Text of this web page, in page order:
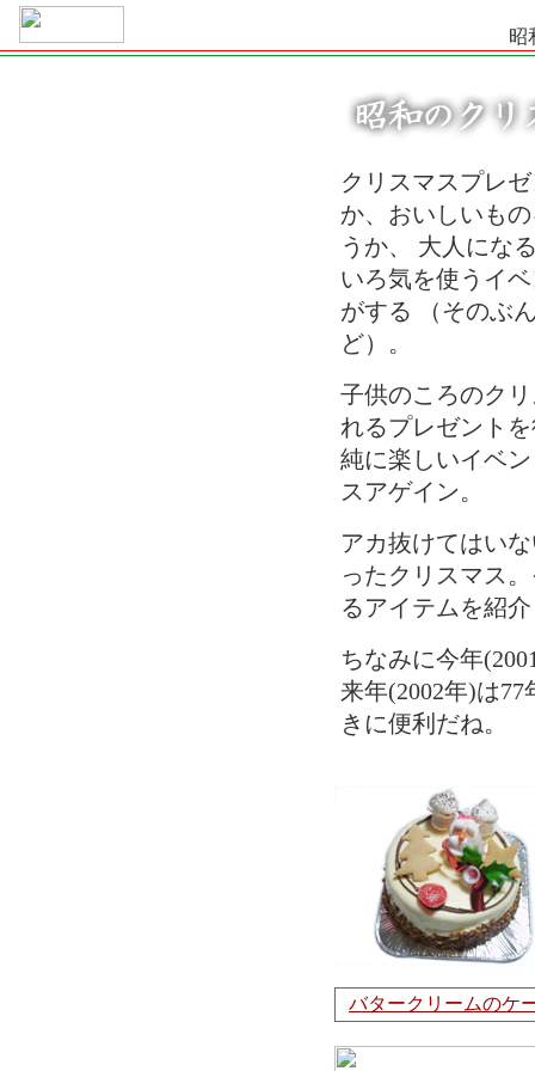
昭
クリスマスプレ
か、おいしいも
うか、 大人にな
いろ気を使うイ
がする （そのぶ
ど）。
子供のころのク
れるプレゼント
純に楽しいイベ
スアゲイン。
アカ抜けてはい
ったクリスマス
るアイテムを紹
ちなみに今年
来年(2002年)は
きに便利だね。
バタークリームのケ